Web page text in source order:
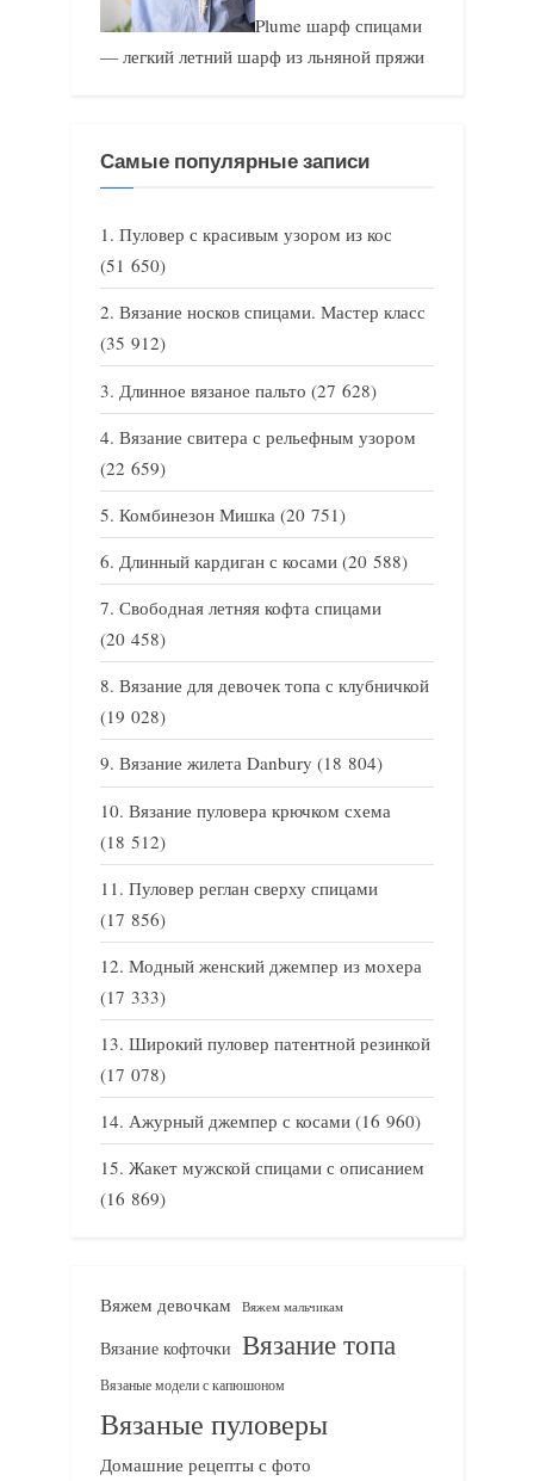
Plume шарф спицами
— легкий летний шарф из льняной пряжи
Самые популярные записи
Пуловер с красивым узором из кос
(51 650)
Вязание носков спицами. Мастер класс
(35 912)
Длинное вязаное пальто (27 628)
Вязание свитера с рельефным узором
(22 659)
Комбинезон Мишка (20 751)
Длинный кардиган с косами (20 588)
Свободная летняя кофта спицами
(20 458)
Вязание для девочек топа с клубничкой
(19 028)
Вязание жилета Danbury (18 804)
Вязание пуловера крючком схема
(18 512)
Пуловер реглан сверху спицами
(17 856)
Модный женский джемпер из мохера
(17 333)
Широкий пуловер патентной резинкой
(17 078)
Ажурный джемпер с косами (16 960)
Жакет мужской спицами с описанием
(16 869)
Вяжем девочкам Вяжем мальчикам
Вязание кофточки Вязание топа
Вязаные модели с капюшоном
Вязаные пуловеры
Домашние рецепты с фото